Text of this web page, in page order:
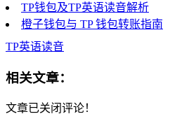
TP钱包及TP英语读音解析
橙子钱包与 TP 钱包转账指南
TP英语读音
相关文章：
文章已关闭评论！